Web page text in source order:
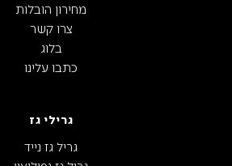
מחירון הובלות
צרו קשר
בלוג
כתבו עלינו
גרילי גז
גריל גז נייד